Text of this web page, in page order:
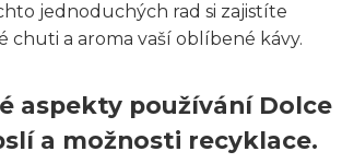
jednoduchých rad si zajistíte
chuti a aroma vaší oblíbené kávy.
aspekty používání Dolce
a možnosti recyklace.